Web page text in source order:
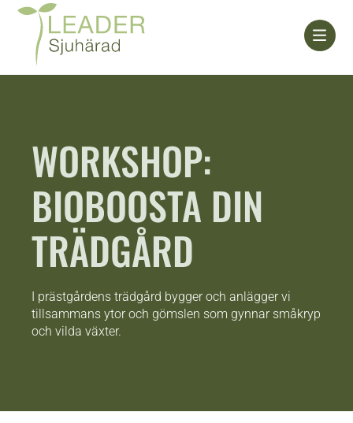
Skip
WORKSHOP:
BIOBOOSTA DIN
TRÄDGÅRD
I prästgårdens trädgård bygger och anlägger vi
tillsammans ytor och gömslen som gynnar småkryp
och vilda växter.